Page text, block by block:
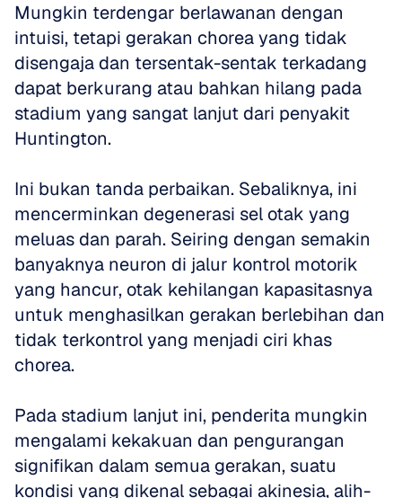
Mungkin terdengar berlawanan dengan
intuisi, tetapi gerakan chorea yang tidak
disengaja dan tersentak-sentak terkadang
dapat berkurang atau bahkan hilang pada
stadium yang sangat lanjut dari penyakit
Huntington.
Ini bukan tanda perbaikan. Sebaliknya, ini
mencerminkan degenerasi sel otak yang
meluas dan parah. Seiring dengan semakin
banyaknya neuron di jalur kontrol motorik
yang hancur, otak kehilangan kapasitasnya
untuk menghasilkan gerakan berlebihan dan
tidak terkontrol yang menjadi ciri khas
chorea.
Pada stadium lanjut ini, penderita mungkin
mengalami kekakuan dan pengurangan
signifikan dalam semua gerakan, suatu
kondisi yang dikenal sebagai akinesia, alih-